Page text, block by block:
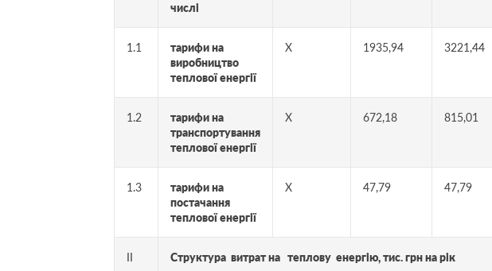
числі
1.1
тарифи на
виробництво
теплової енергії
Х 1935,94 3221,44
1.2
тарифи на
транспортування
теплової енергії
Х 672,18 815,01
1.3
тарифи на
постачання
теплової енергії
Х 47,79 47,79
ІІ Структура витрат на теплову енергію, тис. грн на рік